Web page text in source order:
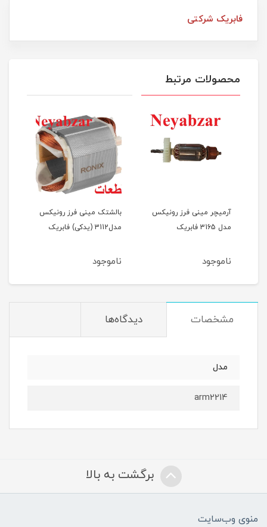
فابریک شرکتی
محصولات مرتبط
آرمیچر مینی فرز رونیکس
مدل 3165 فابریک
ناموجود
بالشتک مینی فرز رونیکس
مدل3112 (یدکی) فابریک
ناموجود
مشخصات دیدگاه‌ها
مدل
arm2214
برگشت به بالا
منوی وب‌سایت